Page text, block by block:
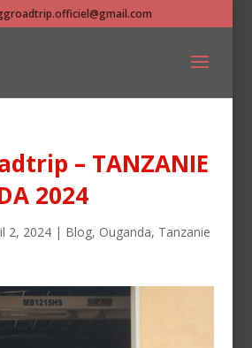
– TANZANIE
2024
2, 2024| Blog, Ouganda, Tanzanie